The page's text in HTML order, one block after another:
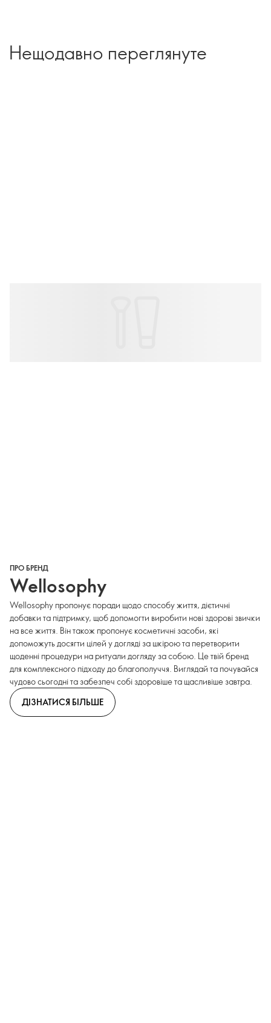
Нещодавно переглянуте
ПРО БРЕНД
Wellosophy
Wellosophy пропонує поради щодо способу життя, дієтичні
добавки та підтримку, щоб допомогти виробити нові здорові звички
на все життя. Він також пропонує косметичні засоби, які
допоможуть досягти цілей у догляді за шкірою та перетворити
щоденні процедури на ритуали догляду за собою. Це твій бренд
для комплексного підходу до благополуччя. Виглядай та почувайся
чудово сьогодні та забезпеч собі здоровіше та щасливіше завтра.
ДІЗНАТИСЯ БІЛЬШЕ